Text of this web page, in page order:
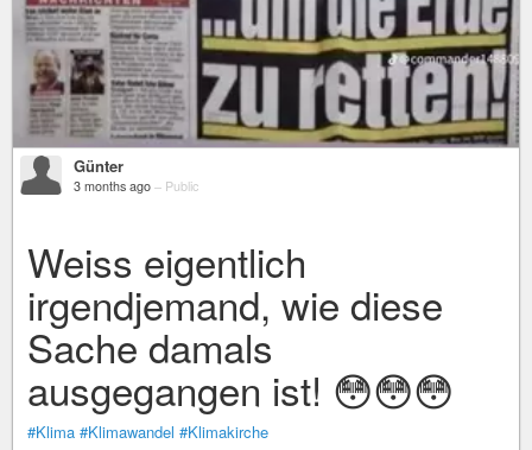
Günter
3 months ago – Public
Weiss eigentlich
irgendjemand, wie diese
Sache damals
ausgegangen ist! 😳😳😳
#Klima #Klimawandel #Klimakirche